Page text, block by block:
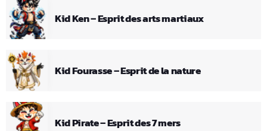
Kid Ken – Esprit des arts martiaux
Kid Fourasse – Esprit de la nature
Kid Pirate – Esprit des 7 mers